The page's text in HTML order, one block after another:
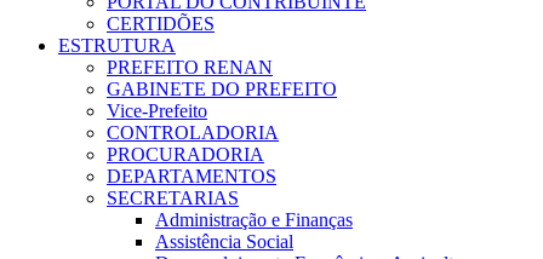
CERTIDÕES
ESTRUTURA
PREFEITO RENAN
GABINETE DO PREFEITO
Vice-Prefeito
CONTROLADORIA
PROCURADORIA
DEPARTAMENTOS
SECRETARIAS
Administração e Finanças
Assistência Social